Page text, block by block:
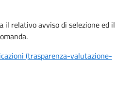
il relativo avviso di selezione ed il
(trasparenza-valutazione-